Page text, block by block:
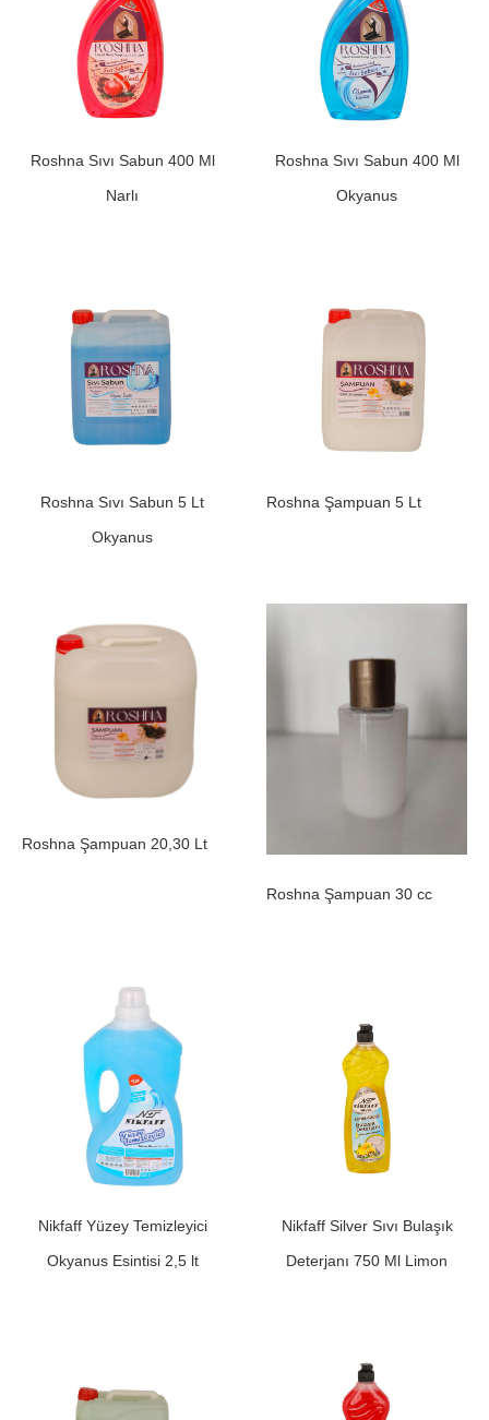
Roshna Sıvı Sabun 400 Ml
Narlı
Roshna Sıvı Sabun 400 Ml
Okyanus
Roshna Sıvı Sabun 5 Lt
Okyanus
Roshna Şampuan 5 Lt
Roshna Şampuan 20,30 Lt
Roshna Şampuan 30 cc
Nikfaff Yüzey Temizleyici
Okyanus Esintisi 2,5 lt
Nikfaff Silver Sıvı Bulaşık
Deterjanı 750 Ml Limon